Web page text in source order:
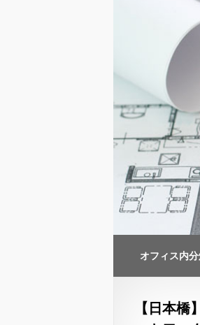
オフィス内
【日本